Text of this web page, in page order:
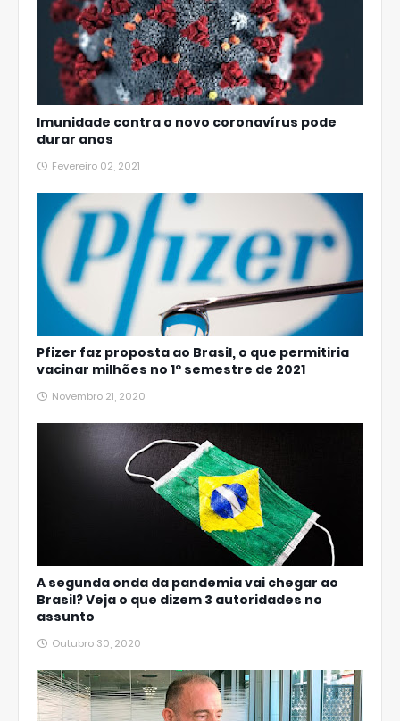
Imunidade contra o novo coronavírus pode
durar anos
Fevereiro 02, 2021
Pfizer faz proposta ao Brasil, o que permitiria
vacinar milhões no 1º semestre de 2021
Novembro 21, 2020
A segunda onda da pandemia vai chegar ao
Brasil? Veja o que dizem 3 autoridades no
assunto
Outubro 30, 2020